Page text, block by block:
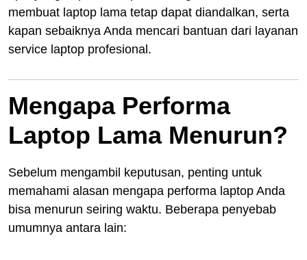
membuat laptop lama tetap dapat diandalkan, serta
kapan sebaiknya Anda mencari bantuan dari layanan
service laptop profesional.
Mengapa Performa
Laptop Lama Menurun?
Sebelum mengambil keputusan, penting untuk
memahami alasan mengapa performa laptop Anda
bisa menurun seiring waktu. Beberapa penyebab
umumnya antara lain: